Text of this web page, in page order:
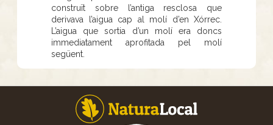
construït sobre l’antiga resclosa que
derivava l’aigua cap al molí d’en Xórrec.
L’aigua que sortia d’un molí era doncs
immediatament aprofitada pel molí
següent.